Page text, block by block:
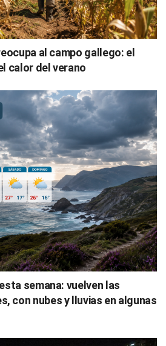
al campo gallego: el
calor del verano
semana: vuelven las
con nubes y lluvias en algunas